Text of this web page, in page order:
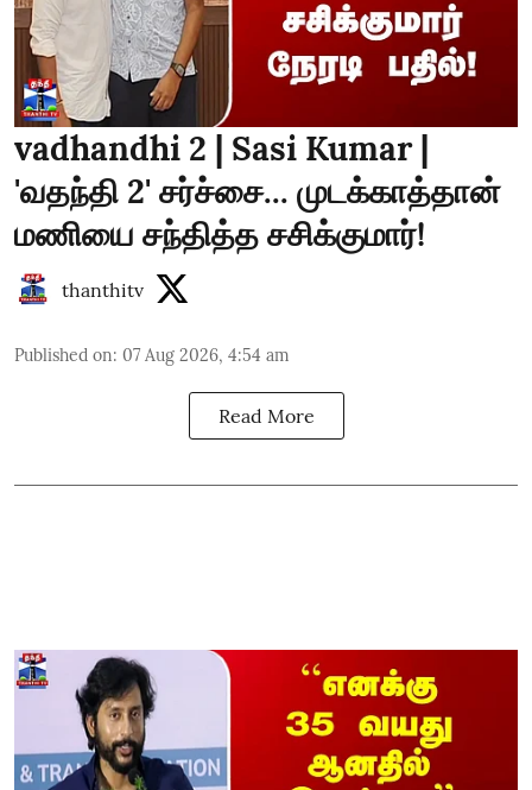
vadhandhi 2 | Sasi Kumar |
'வதந்தி 2' சர்ச்சை... முடக்காத்தான்
மணியை சந்தித்த சசிக்குமார்!
thanthitv
Published on: 07 Aug 2026, 4:54 am
Read More